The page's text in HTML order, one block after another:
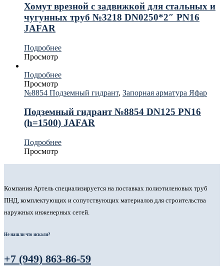
Хомут врезной с задвижкой для стальных и
чугунных труб №3218 DN0250*2″ PN16
JAFAR
Подробнее
Просмотр
Подробнее
Просмотр
№8854 Подземный гидрант, Запорная арматура Яфар
Подземный гидрант №8854 DN125 PN16
(h=1500) JAFAR
Подробнее
Просмотр
Компания Артель специализируется на поставках полиэтиленовых труб
ПНД, комплектующих и сопутствующих материалов для строительства
наружных инженерных сетей.
Не нашли что искали?
+7 (949) 863-86-59